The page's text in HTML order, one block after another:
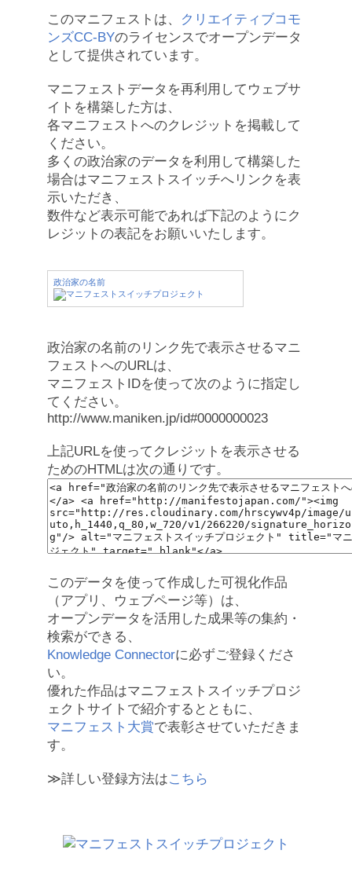
このマニフェストは、
クリエイティブコモ
ンズCC-BYのライセンスでオープンデータ
として提供されています。
マニフェストデータを再利用してウェブサ
イトを構築した方は、
各マニフェストへのクレジットを掲載して
ください。
多くの政治家のデータを利用して構築した
場合はマニフェストスイッチへリンクを表
示いただき、
数件など表示可能であれば下記のようにク
レジットの表記をお願いいたします。
政治家の名前
政治家の名前のリンク先で表示させるマニ
フェストへのURLは、
マニフェストIDを使って次のように指定し
てください。
http://www.maniken.jp/id#0000000023
上記URLを使ってクレジットを表示させる
ためのHTMLは次の通りです。
このデータを使って作成した可視化作品
（アプリ、ウェブページ等）は、
オープンデータを活用した成果等の集約・
検索ができる、
Knowledge Connectorに必ずご登録くださ
い。
優れた作品はマニフェストスイッチプロジ
ェクトサイトで紹介するとともに、
マニフェスト大賞で表彰させていただきま
す。
≫詳しい登録方法はこちら